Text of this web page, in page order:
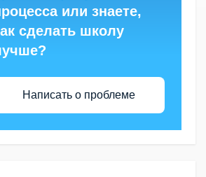
или знаете,
сделать школу
Написать о проблеме